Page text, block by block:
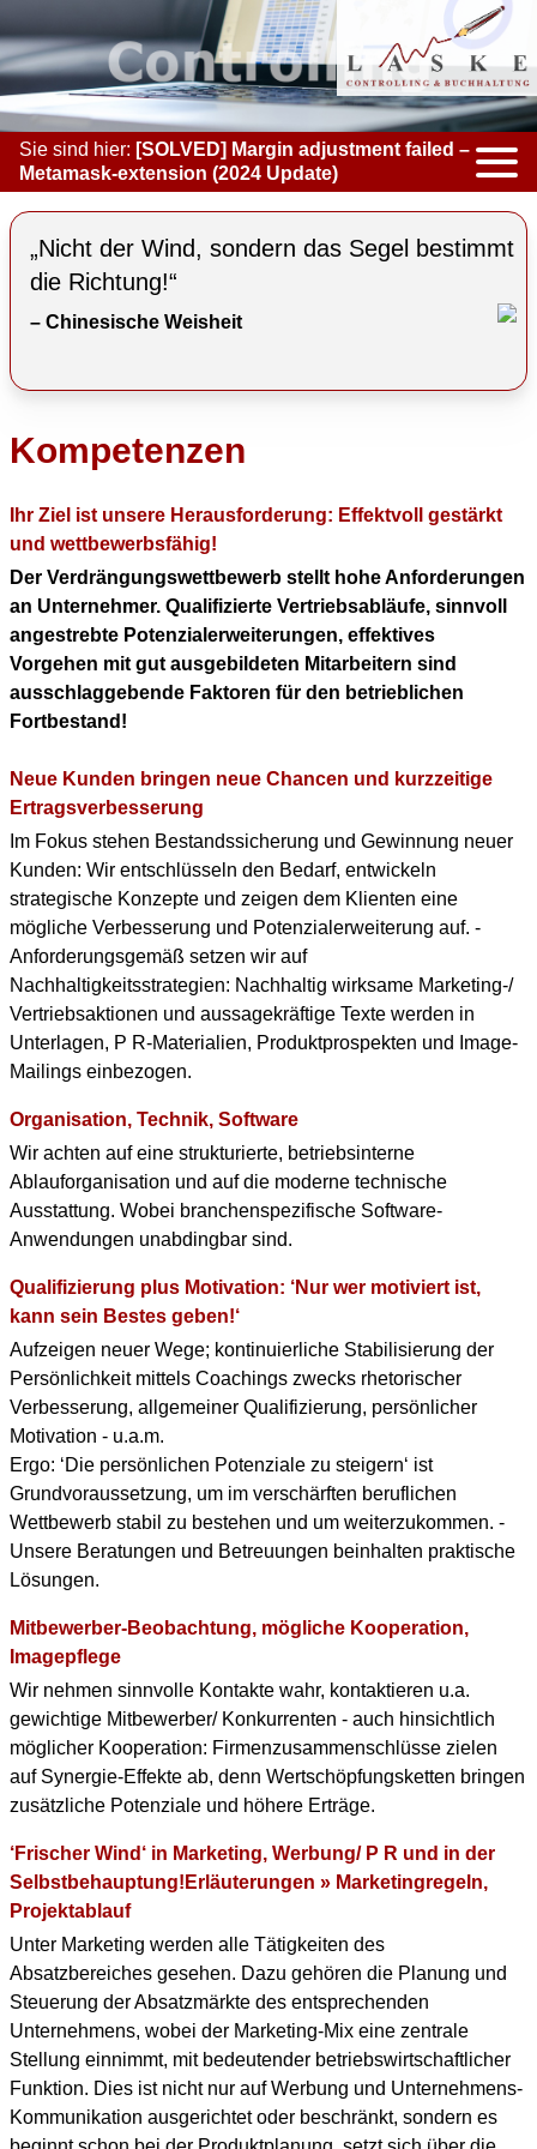
Sie sind hier: [SOLVED] Margin adjustment failed –
Metamask-extension (2024 Update)
KOMPETENZEN
ACCOUNTING & BOOKKEEPING
CONTROLLING
COACHING
DOWNLOAD PDF
BERUFLICHER WERDEGANG
„Nicht der Wind, sondern das Segel bestimmt
die Richtung!“
– Chinesische Weisheit
Kompetenzen
Ihr Ziel ist unsere Herausforderung: Effektvoll gestärkt
und wettbewerbsfähig!
Der Verdrängungswettbewerb stellt hohe Anforderungen
an Unternehmer. Qualifizierte Vertriebsabläufe, sinnvoll
angestrebte Potenzialerweiterungen, effektives
Vorgehen mit gut ausgebildeten Mitarbeitern sind
ausschlaggebende Faktoren für den betrieblichen
Fortbestand!
Neue Kunden bringen neue Chancen und kurzzeitige
Ertragsverbesserung
Im Fokus stehen Bestandssicherung und Gewinnung neuer
Kunden: Wir entschlüsseln den Bedarf, entwickeln
strategische Konzepte und zeigen dem Klienten eine
mögliche Verbesserung und Potenzialerweiterung auf. -
Anforderungsgemäß setzen wir auf
Nachhaltigkeitsstrategien: Nachhaltig wirksame Marketing-/
Vertriebsaktionen und aussagekräftige Texte werden in
Unterlagen, P R-Materialien, Produktprospekten und Image-
Mailings einbezogen.
Organisation, Technik, Software
Wir achten auf eine strukturierte, betriebsinterne
Ablauforganisation und auf die moderne technische
Ausstattung. Wobei branchenspezifische Software-
Anwendungen unabdingbar sind.
Qualifizierung plus Motivation: ‘Nur wer motiviert ist,
kann sein Bestes geben!‘
Aufzeigen neuer Wege; kontinuierliche Stabilisierung der
Persönlichkeit mittels Coachings zwecks rhetorischer
Verbesserung, allgemeiner Qualifizierung, persönlicher
Motivation - u.a.m.
Ergo: ‘Die persönlichen Potenziale zu steigern‘ ist
Grundvoraussetzung, um im verschärften beruflichen
Wettbewerb stabil zu bestehen und um weiterzukommen. -
Unsere Beratungen und Betreuungen beinhalten praktische
Lösungen.
Mitbewerber-Beobachtung, mögliche Kooperation,
Imagepflege
Wir nehmen sinnvolle Kontakte wahr, kontaktieren u.a.
gewichtige Mitbewerber/ Konkurrenten - auch hinsichtlich
möglicher Kooperation: Firmenzusammenschlüsse zielen
auf Synergie-Effekte ab, denn Wertschöpfungsketten bringen
zusätzliche Potenziale und höhere Erträge.
‘Frischer Wind‘ in Marketing, Werbung/ P R und in der
Selbstbehauptung!Erläuterungen » Marketingregeln,
Projektablauf
Unter Marketing werden alle Tätigkeiten des
Absatzbereiches gesehen. Dazu gehören die Planung und
Steuerung der Absatzmärkte des entsprechenden
Unternehmens, wobei der Marketing-Mix eine zentrale
Stellung einnimmt, mit bedeutender betriebswirtschaftlicher
Funktion. Dies ist nicht nur auf Werbung und Unternehmens-
Kommunikation ausgerichtet oder beschränkt, sondern es